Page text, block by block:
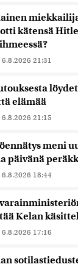
kätensä
6.8.2026 21:31
elämää
6.8.2026 21:15
meni
päivänä
6.8.2026 18:44
Kelan
6.8.2026 17:16